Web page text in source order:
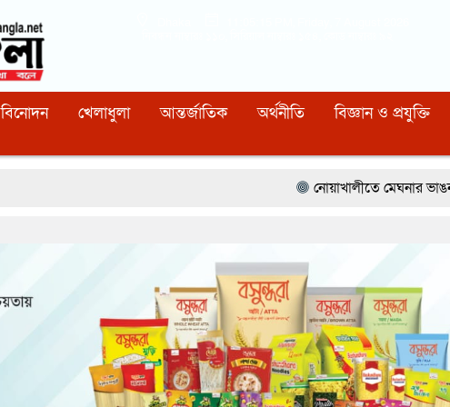
বিনোদন খেলাধুলা আন্তর্জাতিক অর্থনীতি বিজ্ঞান ও প্রযুক্তি
নোয়াখালীতে মেঘনার ভাঙনরোধে জিও ব্যাগ